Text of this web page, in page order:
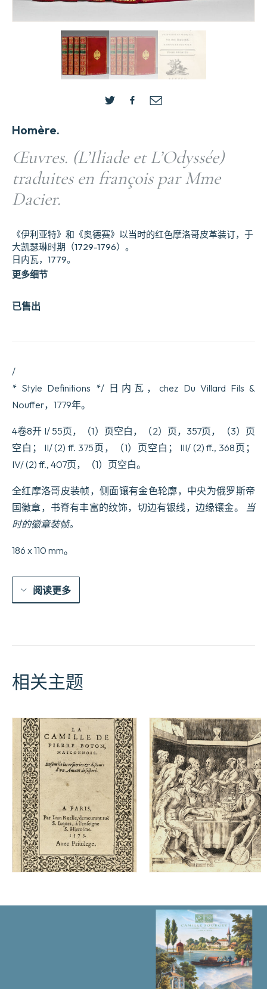
Homère.
Œuvres. (L’Iliade et L’Odyssée)
traduites en françois par Mme
Dacier.
已售出
《伊利亚特》和《奥德赛》以当时的红色摩洛哥皮革装订，于
大凯瑟琳时期（1729-1796）。
日内瓦，1779。
更多细节
/
* Style Definitions */ 日内瓦，chez Du Villard Fils &
Nouffer，1779年。
4卷8开 I/ 55页，（1）页空白，（2）页，357页，（3）页
空白； II/ (2) ff. 375页，（1）页空白； III/ (2) ff., 368页；
IV/ (2) ff., 407页，（1）页空白。
全红摩洛哥皮装帧，侧面镶有金色轮廓，中央为俄罗斯帝
国徽章，书脊有丰富的纹饰，切边有银线，边缘镶金。
当
时的徽章装帧。
186 x 110 mm。
阅读更多
相关主题